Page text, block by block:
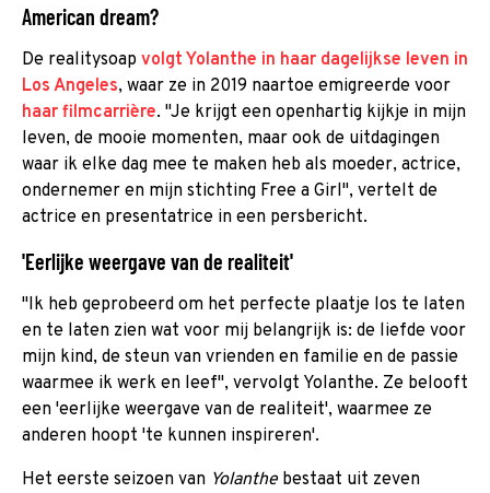
American dream?
De realitysoap volgt Yolanthe in haar dagelijkse leven in
Los Angeles, waar ze in 2019 naartoe emigreerde voor
haar filmcarrière. "Je krijgt een openhartig kijkje in mijn
leven, de mooie momenten, maar ook de uitdagingen
waar ik elke dag mee te maken heb als moeder, actrice,
ondernemer en mijn stichting Free a Girl", vertelt de
actrice en presentatrice in een persbericht.
'Eerlijke weergave van de realiteit'
"Ik heb geprobeerd om het perfecte plaatje los te laten
en te laten zien wat voor mij belangrijk is: de liefde voor
mijn kind, de steun van vrienden en familie en de passie
waarmee ik werk en leef", vervolgt Yolanthe. Ze belooft
een 'eerlijke weergave van de realiteit', waarmee ze
anderen hoopt 'te kunnen inspireren'.
Het eerste seizoen van Yolanthebestaat uit zeven